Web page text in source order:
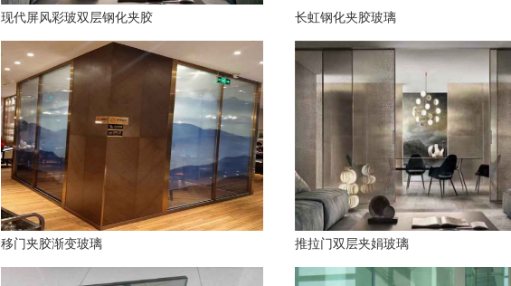
现代屏风彩玻双层钢化夹胶 长虹钢化夹胶玻璃
移门夹胶渐变玻璃 推拉门双层夹娟玻璃